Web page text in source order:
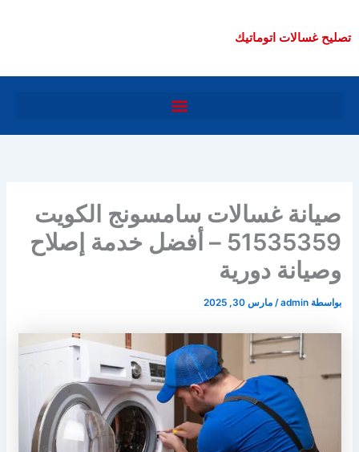
المحتوى
تصليح غسالات اتوماتيك
صيانة غسالات سامسونج الكويت
51535359 – أفضل خدمة إصلاح
وصيانة دورية
بواسطة admin
/مارس 30, 2025